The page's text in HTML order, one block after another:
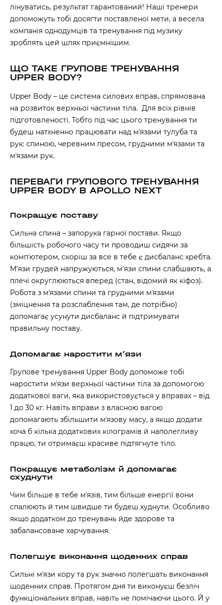
лінуватись, результат гарантований! Наші тренери
допоможуть тобі досягти поставленої мети, а весела
компанія однодумців та тренування під музику
зроблять цей шлях приємнішим.
ЩО ТАКЕ ГРУПОВЕ ТРЕНУВАННЯ
UPPER BODY?
Upper Body – це система силових вправ, спрямована
на розвиток верхньої частини тіла. Для всіх рівнів
підготовленості. Тобто під час цього тренування ти
будеш натхненно працювати над мʼязами тулуба та
рук: спиною, черевним пресом, грудними мʼязами та
мʼязами рук.
ПЕРЕВАГИ ГРУПОВОГО ТРЕНУВАННЯ
UPPER BODY В APOLLO NEXT
Покращує поставу
Сильна спина – запорука гарної постави. Якщо
більшість робочого часу ти проводиш сидячи за
компʼютером, скоріш за все в тебе є дисбаланс хребта.
М’язи грудей напружуються, м’язи спини слабшають, а
плечі округлюються вперед (стан, відомий як кіфоз).
Робота з мʼязами спини та грудними мʼязами
(зміцнення та розслаблення там, де потрібно)
допомагає усунути дисбаланс й підтримувати
правильну поставу.
Допомагає наростити мʼязи
Групове тренування Upper Body допоможе тобі
наростити мʼязи верхньої частини тіла за допомогою
додаткової ваги, яка використовується у вправах – від
1 до 30 кг. Навіть вправи з власною вагою
допомагають збільшити мʼязову масу, а якщо додати
хоча б кілька додаткових кілограмів й наполегливу
працю, ти отримаєш красиве підтягнуте тіло.
Покращує метаболізм й допомагає
схуднути
Чим більше в тебе мʼязів, тим більше енергії вони
спалюють й тим швидше ти будеш худнути. Особливо
якщо додатком до тренувань йде здорове та
забалансоване харчування.
Полегшує виконання щоденних справ
Сильні мʼязи кору та рук значно полегшать виконання
щоденних справ. Протягом дня ти виконуєш безліч
функціональних вправ, навіть не помічаючи цього. Й у